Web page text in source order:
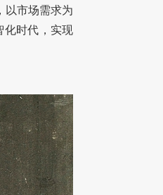
以市场需求为
化时代，实现